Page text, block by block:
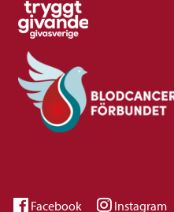
Facebook Instagram